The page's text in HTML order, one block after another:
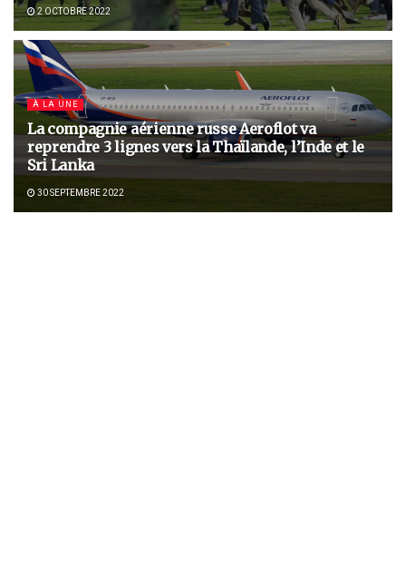
2 OCTOBRE 2022
À LA UNE
La compagnie aérienne russe Aeroflot va
reprendre 3 lignes vers la Thaïlande, l’Inde et le
Sri Lanka
30 SEPTEMBRE 2022